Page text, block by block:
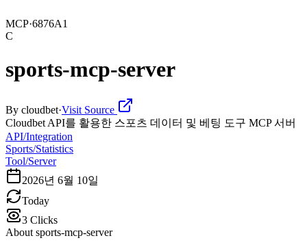
MCP·6876A1
C
sports-mcp-server
By cloudbet·Visit Source
Cloudbet API를 활용한 스포츠 데이터 및 베팅 도구 MCP 서버
API/Integration
Sports/Statistics
Tool/Server
2026년 6월 10일
Today
3 Clicks
About sports-mcp-server